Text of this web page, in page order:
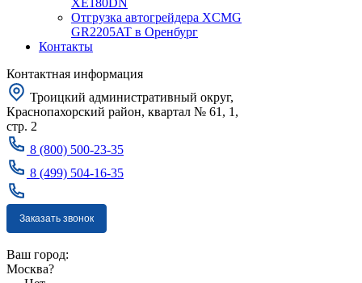
XE180DN
Отгрузка автогрейдера XCMG
GR2205AT в Оренбург
Контакты
Контактная информация
Троицкий административный округ,
Краснопахорский район, квартал № 61, 1,
стр. 2
8 (800) 500-23-35
8 (499) 504-16-35
Заказать звонок
Ваш город:
Москва?